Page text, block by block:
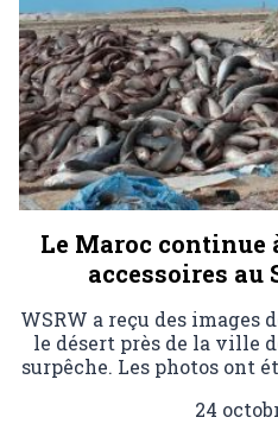
Le Maroc continue
accessoires au
WSRW a reçu des images
le désert près de la ville
surpêche. Les photos ont
24